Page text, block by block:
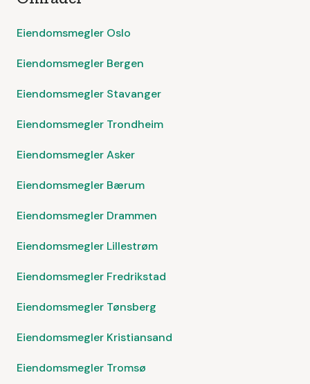
Eiendomsmegler Oslo
Eiendomsmegler Bergen
Eiendomsmegler Stavanger
Eiendomsmegler Trondheim
Eiendomsmegler Asker
Eiendomsmegler Bærum
Eiendomsmegler Drammen
Eiendomsmegler Lillestrøm
Eiendomsmegler Fredrikstad
Eiendomsmegler Tønsberg
Eiendomsmegler Kristiansand
Eiendomsmegler Tromsø